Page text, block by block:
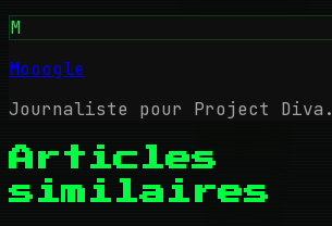
M
Mooogle
Journaliste pour Project Diva.
Articles
similaires